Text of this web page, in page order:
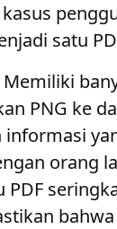
satu
Memiliki
PNG ke
informasi
orang